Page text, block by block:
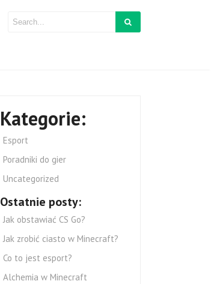
Kategorie:
Esport
Poradniki do gier
Uncategorized
Ostatnie posty:
Jak obstawiać CS Go?
Jak zrobić ciasto w Minecraft?
Co to jest esport?
Alchemia w Minecraft